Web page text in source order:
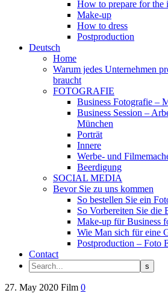
How to prepare for the
Make-up
How to dress
Postproduction
Deutsch
Home
Warum jedes Unternehmen
braucht
FOTOGRAFIE
Business Fotografie –
Business Session –
München
Porträt
Innere
Werbe- und
Beerdigung
SOCIAL MEDIA
Bevor Sie zu uns kommen
So bestellen Sie ein
So Vorbereiten Sie die
Make-up für Business
Wie Man sich für eine
Postproduction – Foto
Contact
27. May 2020 Film 0